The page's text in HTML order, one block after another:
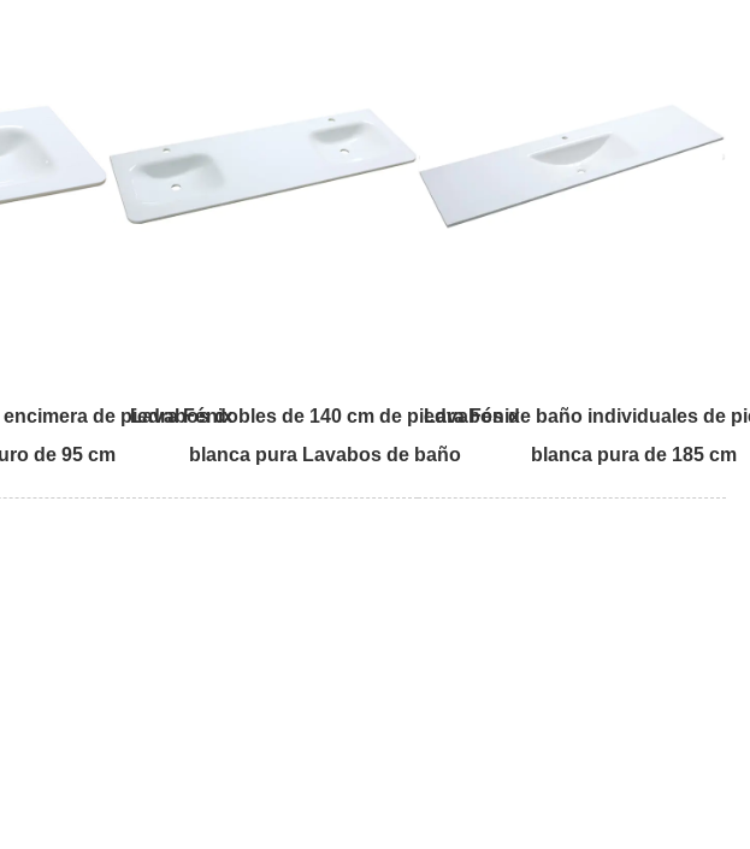
de piedra Fénix
de 95 cm
Lavabos dobles de 140 cm de piedra Fénix
blanca pura Lavabos de baño
Lavabos de baño individuales de
blanca pura de 185 cm